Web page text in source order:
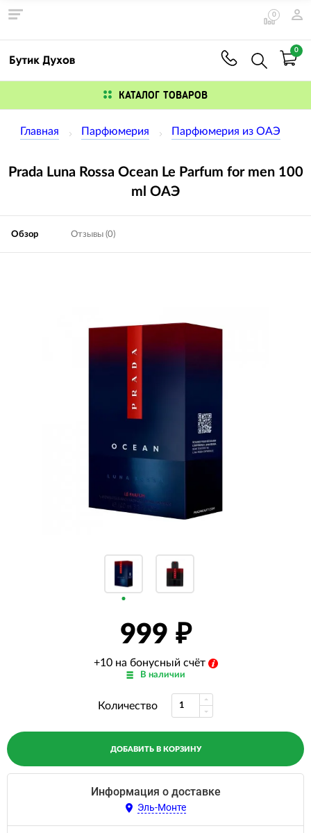
0
0
КАТАЛОГ ТОВАРОВ
Главная Парфюмерия Парфюмерия из ОАЭ
Prada Luna Rossa Ocean Le Parfum for men 100
ml ОАЭ
Обзор Отзывы (0)
999
+10 на бонусный счёт
В наличии
Количество
ДОБАВИТЬ В КОРЗИНУ
Информация о доставке
Эль-Монте